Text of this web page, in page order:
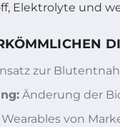
Elektrolyte und
zur
Änderung der
Wearables von